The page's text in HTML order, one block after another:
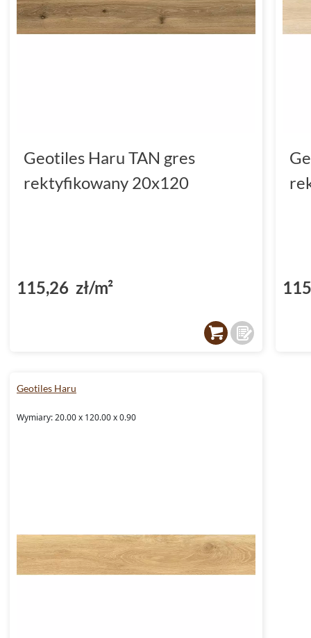
Geotiles Haru TAN gres
rektyfikowany 20x120
115,26 zł/m²
Geotiles Haru
Wymiary: 20.00 x 120.00 x 0.90